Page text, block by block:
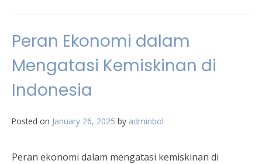
Peran Ekonomi dalam
Mengatasi Kemiskinan di
Indonesia
Posted on January 26, 2025 by adminbol
Peran ekonomi dalam mengatasi kemiskinan di